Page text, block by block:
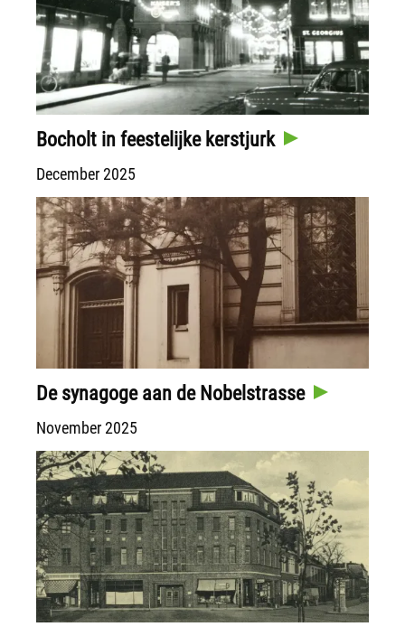
Bocholt in feestelijke kerstjurk
December 2025
De synagoge aan de Nobelstrasse
November 2025